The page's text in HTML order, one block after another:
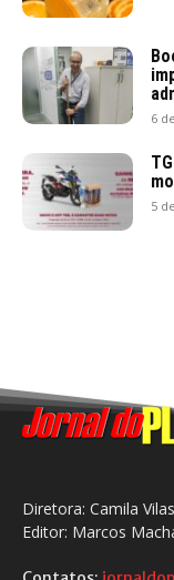
6
5
Diretora: Camila
Editor: Marcos